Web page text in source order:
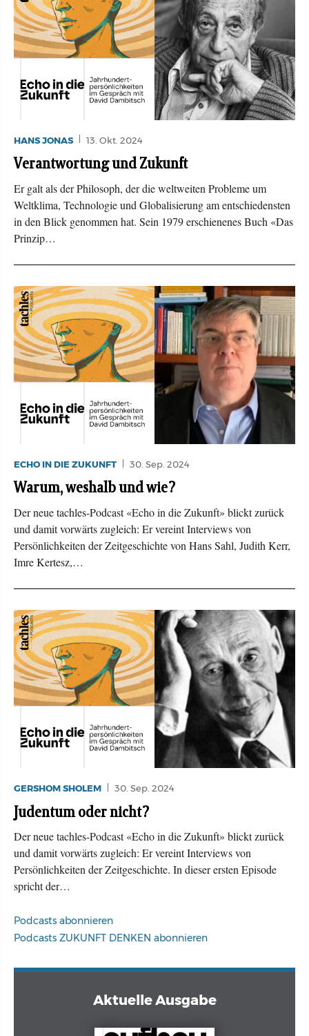
HANS JONAS 13. Okt. 2024
Verantwortung und Zukunft
Er galt als der Philosoph, der die weltweiten Probleme um
Weltklima, Technologie und Globalisierung am entschiedensten
in den Blick genommen hat. Sein 1979 erschienenes Buch «Das
Prinzip…
ECHO IN DIE ZUKUNFT 30. Sep. 2024
Warum, weshalb und wie?
Der neue tachles-Podcast «Echo in die Zukunft» blickt zurück
und damit vorwärts zugleich: Er vereint Interviews von
Persönlichkeiten der Zeitgeschichte von Hans Sahl, Judith Kerr,
Imre Kertesz,…
GERSHOM SHOLEM 30. Sep. 2024
Judentum oder nicht?
Der neue tachles-Podcast «Echo in die Zukunft» blickt zurück
und damit vorwärts zugleich: Er vereint Interviews von
Persönlichkeiten der Zeitgeschichte. In dieser ersten Episode
spricht der…
Podcasts abonnieren
Podcasts ZUKUNFT DENKEN abonnieren
Aktuelle Ausgabe